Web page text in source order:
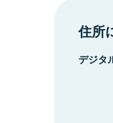
住所
デジタ